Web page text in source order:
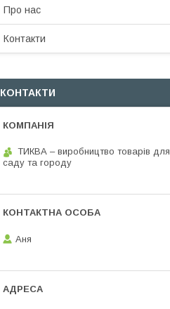
Про нас
Контакти
КОНТАКТИ
ТИКВА – виробництво товарів для
саду та городу
Аня